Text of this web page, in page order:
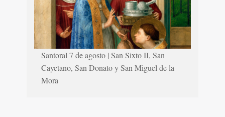
Santoral 7 de agosto | San Sixto II, San
Cayetano, San Donato y San Miguel de la
Mora